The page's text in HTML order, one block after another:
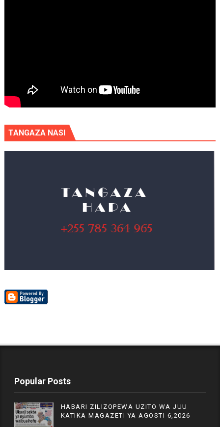
TANGAZA NASI
Popular Posts
HABARI ZILIZOPEWA UZITO WA JUU
KATIKA MAGAZETI YA AGOSTI 6,2026